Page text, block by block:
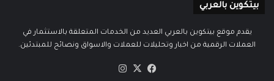
بيتكوين بالعربي
يقدم موقع بيتكوين بالعربي العديد من الخدمات المتعلقة بالاستثمار في
العملات الرقمية من اخبار وتحليلات للعملات والاسواق ونصائح للمبتدئين.
فيسبوك
‫X